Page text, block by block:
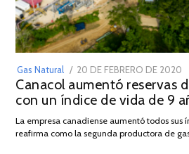
Gas Natural
POSTED
ON
20 DE FEBRERO DE 2020
Canacol aumentó reservas
con un índice de vida de 9
La empresa canadiense aumentó todos sus
reafirma como la segunda productora de